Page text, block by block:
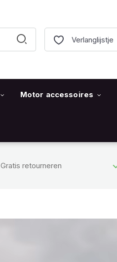
Verlanglijstje
Motor accessoires
Gratis retourneren